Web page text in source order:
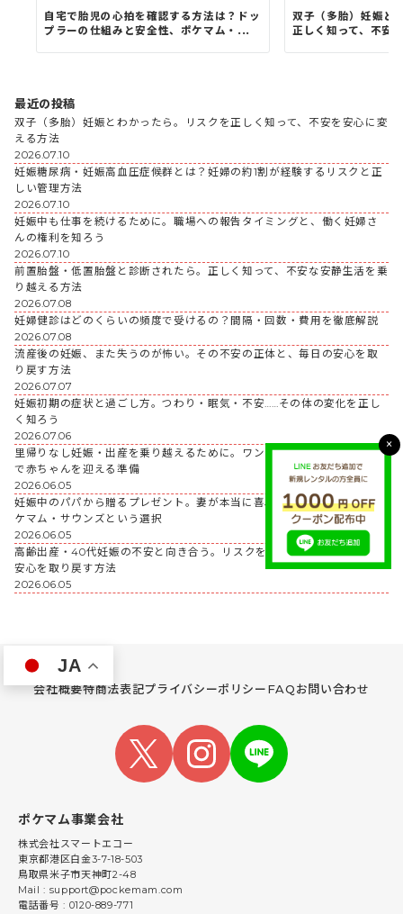
自宅で胎児の心拍を確認する方法は？ドッ
プラーの仕組みと安全性、ポケマム・...
双子（多胎）妊娠と
正しく知って、不安
最近の投稿
双子（多胎）妊娠とわかったら。リスクを正しく知って、不安を安心に変
える方法
2026.07.10
妊娠糖尿病・妊娠高血圧症候群とは？妊婦の約1割が経験するリスクと正
しい管理方法
2026.07.10
妊娠中も仕事を続けるために。職場への報告タイミングと、働く妊婦さ
んの権利を知ろう
2026.07.10
前置胎盤・低置胎盤と診断されたら。正しく知って、不安な安静生活を乗
り越える方法
2026.07.08
妊婦健診はどのくらいの頻度で受けるの？間隔・回数・費用を徹底解説
2026.07.08
流産後の妊娠、また失うのが怖い。その不安の正体と、毎日の安心を取
り戻す方法
2026.07.07
妊娠初期の症状と過ごし方。つわり・眠気・不安……その体の変化を正し
く知ろう
2026.07.06
里帰りなし妊娠・出産を乗り越えるために。ワンオペの不安と、夫婦2人
で赤ちゃんを迎える準備
2026.06.05
妊娠中のパパから贈るプレゼント。妻が本当に喜ぶギフトの選び方とポ
ケマム・サウンズという選択
2026.06.05
高齢出産・40代妊娠の不安と向き合う。リスクを正しく知って、毎日の
安心を取り戻す方法
2026.06.05
×
会社概要特商法表記プライバシーポリシーFAQお問い合わせ
ポケマム事業会社
株式会社スマートエコー
東京都港区白金3-7-18-503
鳥取県米子市天神町2-48
Mail : support@pockemam.com
電話番号 : 0120-889-771
JA